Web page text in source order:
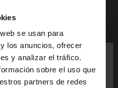
se usan para
los anuncios, ofrecer
y analizar el tráfico.
sobre el uso que
partners de redes
de España. ¿Quieres ir a